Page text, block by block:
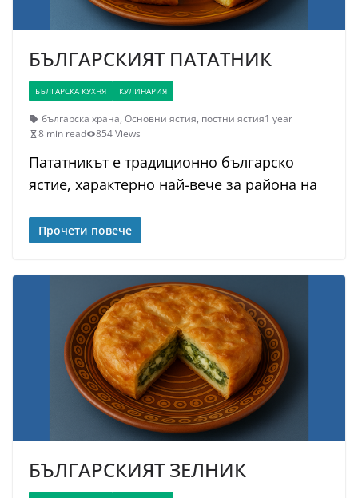
БЪЛГАРСКИЯТ ПАТАТНИК
БЪЛГАРСКА КУХНЯ КУЛИНАРИЯ
българска храна, Основни ястия, постни ястия1 year
8 min read
854 Views
Пататникът е традиционно българско
ястие, характерно най-вече за района на
Прочети повече
БЪЛГАРСКИЯТ ЗЕЛНИК